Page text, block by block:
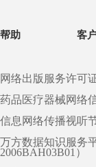
帮助 客
网络出版服务许可
药品医疗器械网络
信息网络传播视听
万方数据知识服务
2006BAH03B01）